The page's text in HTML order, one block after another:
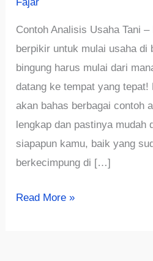
Contoh Analisis Usaha Tani
berpikir untuk mulai usaha di
bingung harus mulai dari
datang ke tempat yang
akan bahas berbagai contoh
lengkap dan pastinya mudah
siapapun kamu, baik yang
berkecimpung di […]
Contoh
Read More »